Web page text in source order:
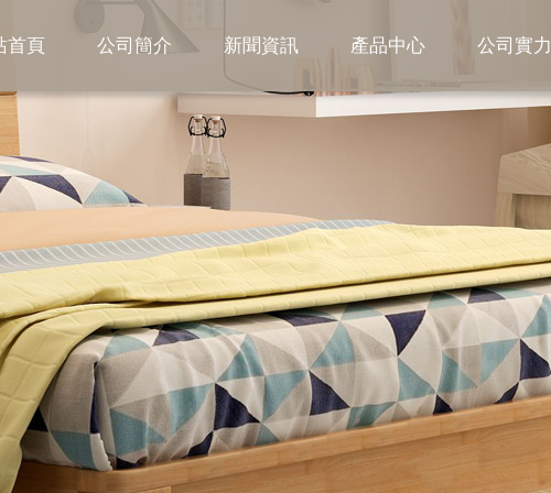
首頁 公司簡介 新聞資訊 產品中心 公司實力